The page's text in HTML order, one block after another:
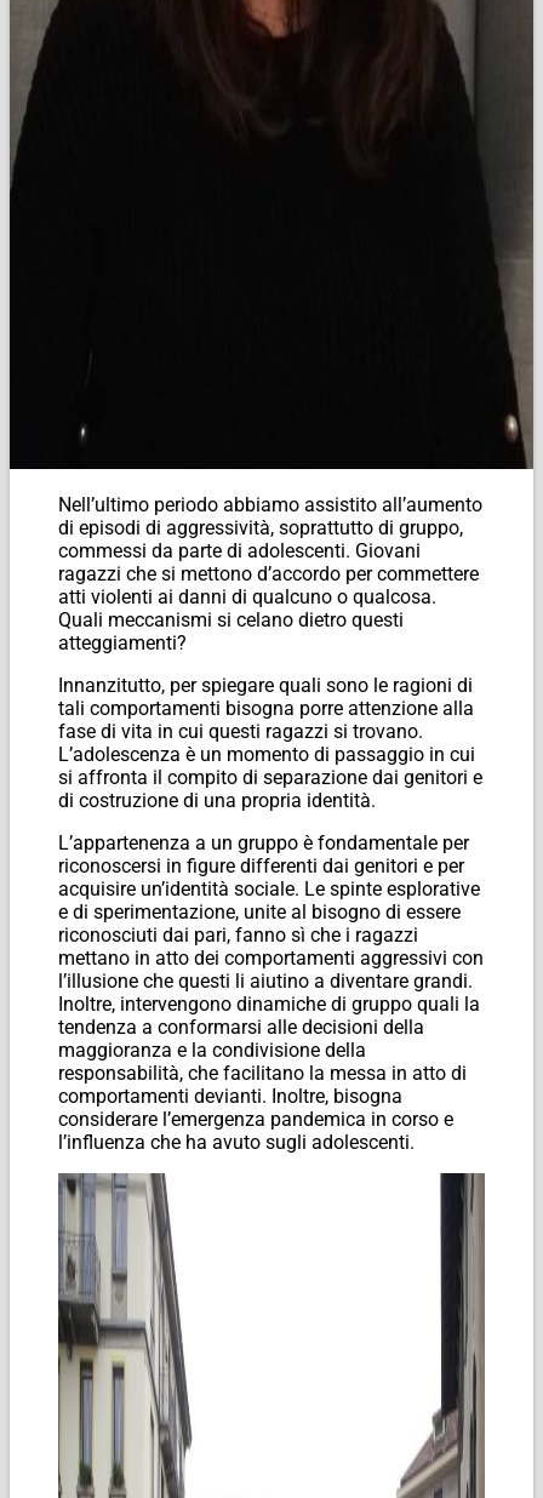
Nell’ultimo periodo abbiamo assistito all’aumento
di episodi di aggressività, soprattutto di gruppo,
commessi da parte di adolescenti. Giovani
ragazzi che si mettono d’accordo per commettere
atti violenti ai danni di qualcuno o qualcosa.
Quali meccanismi si celano dietro questi
atteggiamenti?
Innanzitutto, per spiegare quali sono le ragioni di
tali comportamenti bisogna porre attenzione alla
fase di vita in cui questi ragazzi si trovano.
L’adolescenza è un momento di passaggio in cui
si affronta il compito di separazione dai genitori e
di costruzione di una propria identità.
L’appartenenza a un gruppo è fondamentale per
riconoscersi in figure differenti dai genitori e per
acquisire un’identità sociale. Le spinte esplorative
e di sperimentazione, unite al bisogno di essere
riconosciuti dai pari, fanno sì che i ragazzi
mettano in atto dei comportamenti aggressivi con
l’illusione che questi li aiutino a diventare grandi.
Inoltre, intervengono dinamiche di gruppo quali la
tendenza a conformarsi alle decisioni della
maggioranza e la condivisione della
responsabilità, che facilitano la messa in atto di
comportamenti devianti. Inoltre, bisogna
considerare l’emergenza pandemica in corso e
l’influenza che ha avuto sugli adolescenti.